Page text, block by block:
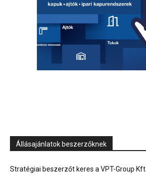
Állásajánlatok beszerzőknek
Stratégiai beszerzőt keres a VPT-Group Kft.